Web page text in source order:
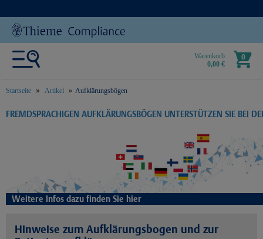
Warenkorb
0,00 €
0
Startseite Artikel Aufklärungsbögen
text.skipToContent
text.skipToNavigation
FREMDSPRACHIGEN AUFKLÄRUNGSBÖGEN UNTERSTÜTZEN SIE BEI
Weitere Infos dazu finden Sie hier
Hinweise zum Aufklärungsbogen und zur